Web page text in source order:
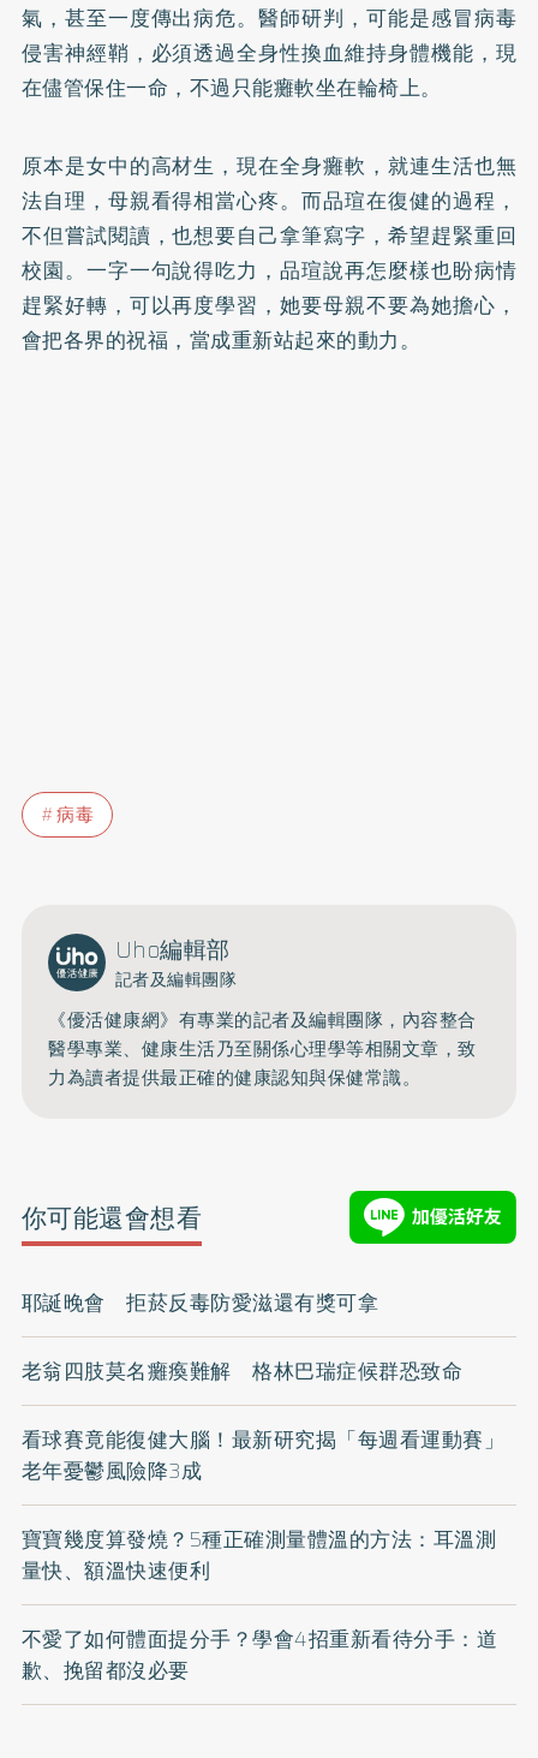
氣，甚至一度傳出病危。醫師研判，可能是感冒病毒
侵害神經鞘，必須透過全身性換血維持身體機能，現
在儘管保住一命，不過只能癱軟坐在輪椅上。
原本是女中的高材生，現在全身癱軟，就連生活也無
法自理，母親看得相當心疼。而品瑄在復健的過程，
不但嘗試閱讀，也想要自己拿筆寫字，希望趕緊重回
校園。一字一句說得吃力，品瑄說再怎麼樣也盼病情
趕緊好轉，可以再度學習，她要母親不要為她擔心，
會把各界的祝福，當成重新站起來的動力。
病毒
Uho編輯部
記者及編輯團隊
《優活健康網》有專業的記者及編輯團隊，內容整合
醫學專業、健康生活乃至關係心理學等相關文章，致
力為讀者提供最正確的健康認知與保健常識。
你可能還會想看
耶誕晚會 拒菸反毒防愛滋還有獎可拿
老翁四肢莫名癱瘓難解 格林巴瑞症候群恐致命
看球賽竟能復健大腦！最新研究揭「每週看運動賽」
老年憂鬱風險降3成
寶寶幾度算發燒？5種正確測量體溫的方法：耳溫測
量快、額溫快速便利
不愛了如何體面提分手？學會4招重新看待分手：道
歉、挽留都沒必要